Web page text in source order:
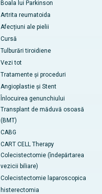
Boala lui Parkinson
Artrita reumatoida
Afecțiuni ale pielii
Cursă
Tulburări tiroidiene
Vezi tot
Tratamente și proceduri
Angioplastie și Stent
Înlocuirea genunchiului
Transplant de măduvă osoasă
(BMT)
CABG
CART CELL Therapy
Colecistectomie (îndepărtarea
vezicii biliare)
Colecistectomie laparoscopica
histerectomia